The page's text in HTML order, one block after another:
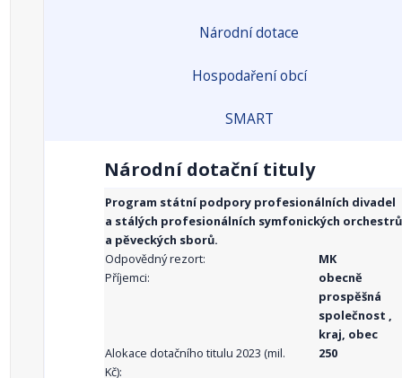
Národní dotace
Hospodaření obcí
SMART
Národní dotační tituly
Program státní podpory profesionálních divadel
a stálých profesionálních symfonických orchestrů
a pěveckých sborů.
Odpovědný rezort:
MK
Příjemci:
obecně
prospěšná
společnost ,
kraj, obec
Alokace dotačního titulu 2023 (mil.
Kč):
250